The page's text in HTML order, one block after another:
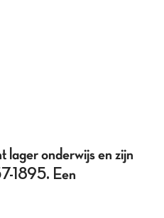
lager onderwijs en zijn
1895. Een